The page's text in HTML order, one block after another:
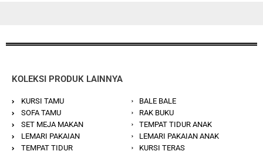
KOLEKSI PRODUK LAINNYA
KURSI TAMU
SOFA TAMU
SET MEJA MAKAN
LEMARI PAKAIAN
TEMPAT TIDUR
BALE BALE
RAK BUKU
TEMPAT TIDUR ANAK
LEMARI PAKAIAN ANAK
KURSI TERAS